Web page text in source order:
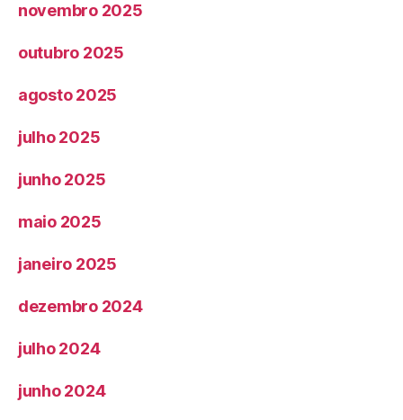
novembro 2025
outubro 2025
agosto 2025
julho 2025
junho 2025
maio 2025
janeiro 2025
dezembro 2024
julho 2024
junho 2024